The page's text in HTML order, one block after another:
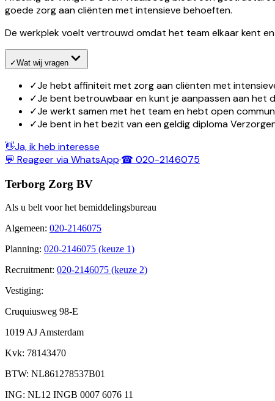
goede zorg aan cliënten met intensieve behoeften.
De werkplek voelt vertrouwd omdat het team elkaar kent
✓Wat wij vragen
✓Je hebt affiniteit met zorg aan cliënten met
✓Je bent betrouwbaar en kunt je aanpassen aan het
✓Je werkt samen met het team en hebt open
✓Je bent in het bezit van een geldig diploma
👋Ja, ik heb interesse
💬 Reageer via WhatsApp·☎ 020-2146075
Terborg Zorg BV
Als u belt voor het bemiddelingsbureau
Algemeen: 020-2146075
Planning: 020-2146075 (keuze 1)
Recruitment: 020-2146075 (keuze 2)
Vestiging:
Cruquiusweg 98-E
1019 AJ Amsterdam
Kvk: 78143470
BTW: NL861278537B01
ING: NL12 INGB 0007 6076 11